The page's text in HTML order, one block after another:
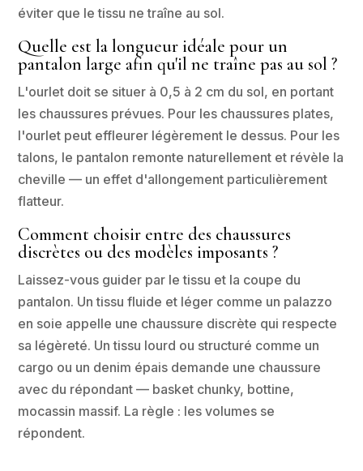
éviter que le tissu ne traîne au sol.
Quelle est la longueur idéale pour un
pantalon large afin qu'il ne traîne pas au sol ?
L'ourlet doit se situer à 0,5 à 2 cm du sol, en portant
les chaussures prévues. Pour les chaussures plates,
l'ourlet peut effleurer légèrement le dessus. Pour les
talons, le pantalon remonte naturellement et révèle la
cheville — un effet d'allongement particulièrement
flatteur.
Comment choisir entre des chaussures
discrètes ou des modèles imposants ?
Laissez-vous guider par le tissu et la coupe du
pantalon. Un tissu fluide et léger comme un palazzo
en soie appelle une chaussure discrète qui respecte
sa légèreté. Un tissu lourd ou structuré comme un
cargo ou un denim épais demande une chaussure
avec du répondant — basket chunky, bottine,
mocassin massif. La règle : les volumes se
répondent.